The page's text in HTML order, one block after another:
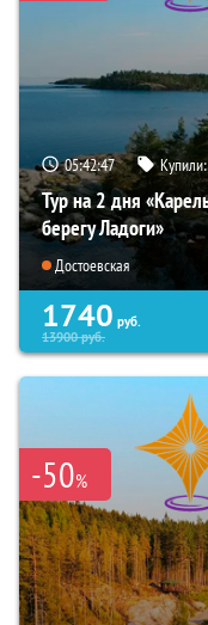
05:42:46
Тур на 2 дня
берегу Ладоги»
Достоевская
1740 руб.
13900руб.
-50%